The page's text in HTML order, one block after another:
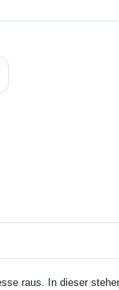
raus. In dieser